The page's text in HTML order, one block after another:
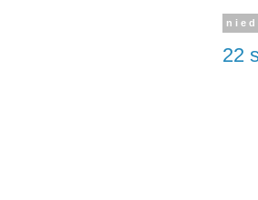
22